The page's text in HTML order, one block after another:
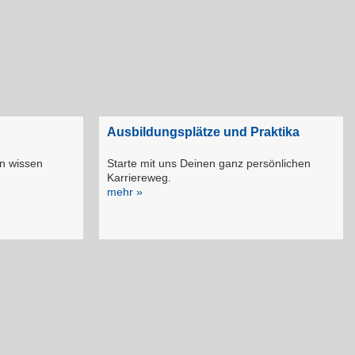
wissen
Ausbildungsplätze und Praktika
Starte mit uns Deinen ganz persönlichen
Karriereweg.
mehr »